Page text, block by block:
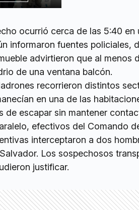
ocurrió cerca de las 5:40
informaron fuentes policiales,
advirtieron que al menos
de una ventana balcón.
recorrieron distintos
en una de las
de escapar sin mantener
efectivos del Comando
interceptaron a dos
Los sospechosos
justificar.